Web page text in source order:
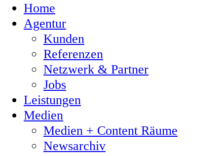
Home
Agentur
Kunden
Referenzen
Netzwerk & Partner
Jobs
Leistungen
Medien
Medien + Content Räume
Newsarchiv